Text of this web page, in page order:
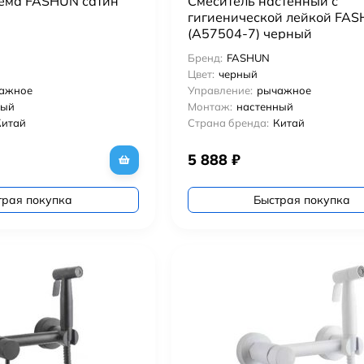
покупка
гигиенической лейкой
(A57504-7) черный
Бренд: FASHUN
Цвет: черный
Управление: рычажное
Монтаж: настенный
Страна бренда: Китай
5 888 ₽
Быстрая покупка